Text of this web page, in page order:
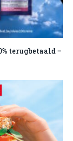
terugbetaald –